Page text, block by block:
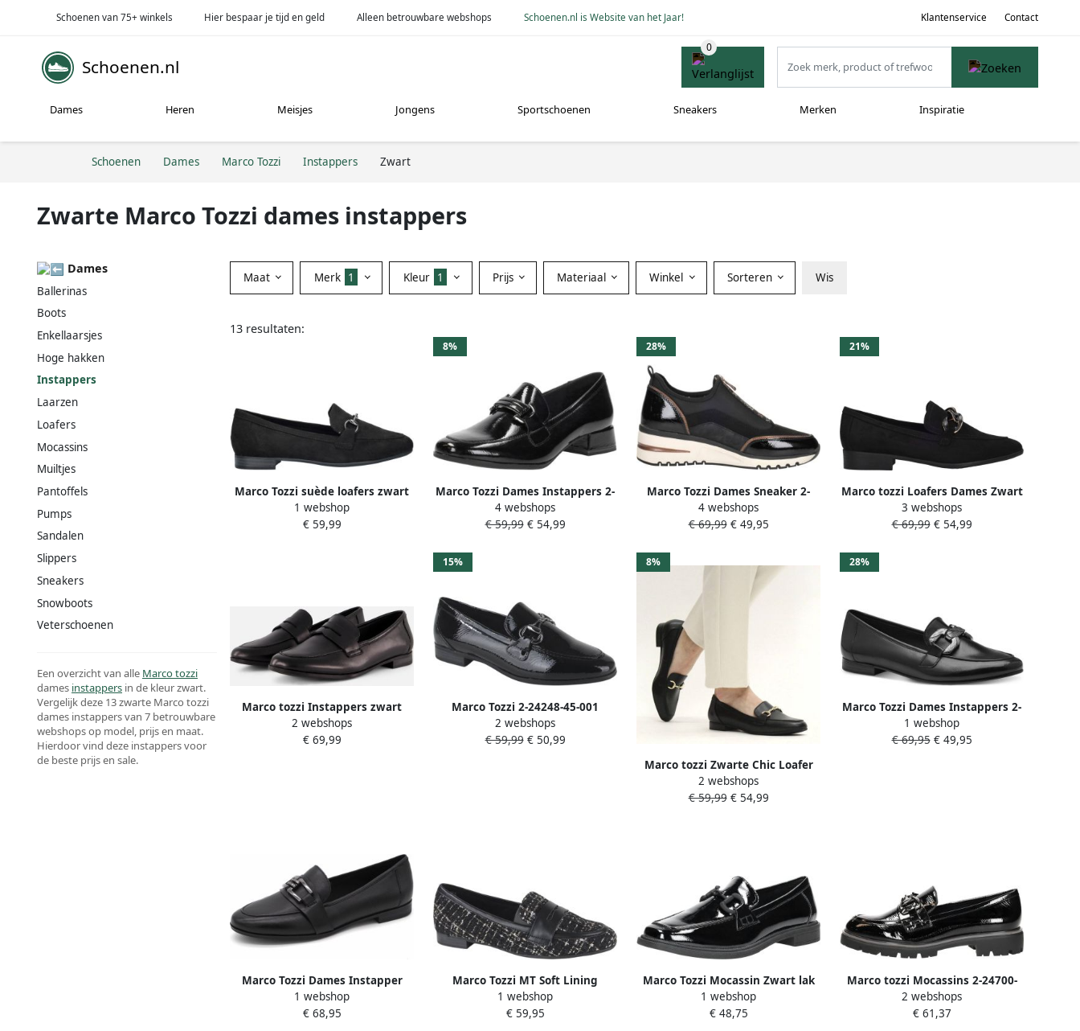
Schoenen van 75+ winkels Hier bespaar je tijd en geld Alleen betrouwbare webshops Schoenen.nl is Website van het Jaar! Klantenservice Contact
Schoenen.nl
Dames Heren Meisjes Jongens Sportschoenen Sneakers Merken Inspiratie
Schoenen Dames Marco Tozzi Instappers Zwart
Zwarte Marco Tozzi dames instappers
Dames
Ballerinas
Boots
Enkellaarsjes
Hoge hakken
Instappers
Laarzen
Loafers
Mocassins
Muiltjes
Pantoffels
Pumps
Sandalen
Slippers
Sneakers
Snowboots
Veterschoenen
Een overzicht van alle Marco tozzi
dames instappers in de kleur zwart.
Vergelijk deze 13 zwarte Marco tozzi
dames instappers van 7 betrouwbare
webshops op model, prijs en maat.
Hierdoor vind deze instappers voor
de beste prijs en sale.
Maat Merk 1 Kleur 1 Prijs Materiaal Winkel Sorteren Wis
13 resultaten:
Marco Tozzi suède loafers zwart
1 webshop
€ 59,99
8%
Marco Tozzi Dames Instappers 2-
24250-45 001 F-breedte
4 webshops
€ 59,99€ 54,99
28%
Marco Tozzi Dames Sneaker 2-
24780-45 071 F-breedte
4 webshops
€ 69,99€ 49,95
21%
Marco tozzi Loafers Dames Zwart
3 webshops
€ 69,99€ 54,99
Marco tozzi Instappers zwart
Leer
2 webshops
€ 69,99
15%
Marco Tozzi 2-24248-45-001
dames instappers gekleed zwart
2 webshops
€ 59,99€ 50,99
8%
Marco tozzi Zwarte Chic Loafer
met Gouden Detail Black Dames
2 webshops
€ 59,99€ 54,99
28%
Marco Tozzi Dames Instappers 2-
24240-44 022 F-breedte
1 webshop
€ 69,95€ 49,95
Marco Tozzi Dames Instapper
24201-001 Zwart
1 webshop
€ 68,95
Marco Tozzi MT Soft Lining
Dames Loafers BLACK COMB
1 webshop
€ 59,95
Marco Tozzi Mocassin Zwart lak
1 webshop
€ 48,75
Marco tozzi Mocassins 2-24700-
43-018
2 webshops
€ 61,37